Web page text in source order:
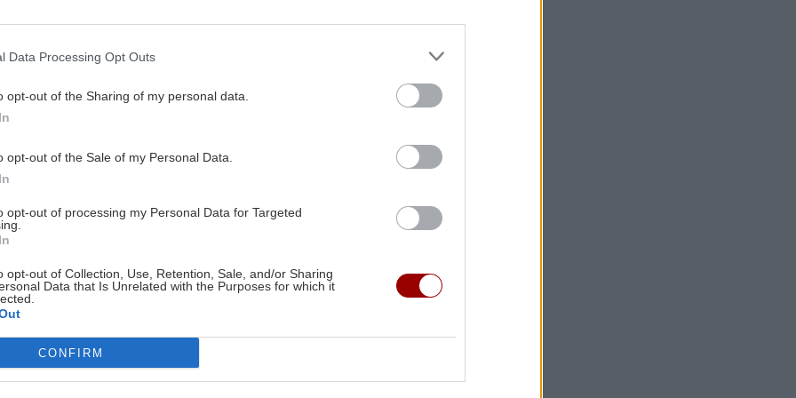
Data Processing Opt Outs
opt-out of the Sharing of my personal data.
opt-out of the Sale of my Personal Data.
opt-out of processing my Personal Data for Targeted
opt-out of Collection, Use, Retention, Sale, and/or Sharing
Data that Is Unrelated with the Purposes for which it
CONFIRM
06/2026
Δημοτικής Αρχής μετά τις
την ασφάλεια και
των φαραγγιών
Image